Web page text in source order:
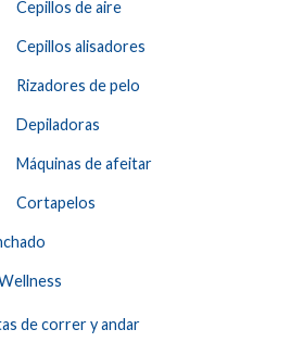
Cepillos de aire
Cepillos alisadores
Rizadores de pelo
Depiladoras
Máquinas de afeitar
Cortapelos
de correr y andar